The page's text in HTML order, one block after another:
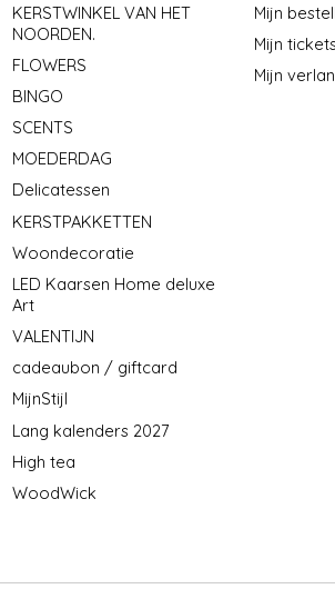
KERSTWINKEL VAN HET
NOORDEN.
FLOWERS
BINGO
SCENTS
MOEDERDAG
Delicatessen
KERSTPAKKETTEN
Woondecoratie
LED Kaarsen Home deluxe
Art
VALENTIJN
cadeaubon / giftcard
MijnStijl
Lang kalenders 2027
High tea
WoodWick
Mijn
Mijn tickets
Mijn